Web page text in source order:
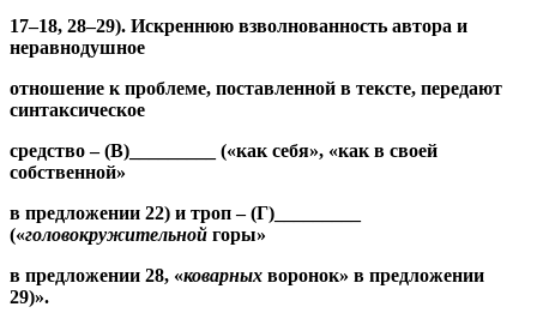
17–18, 28–29). Искреннюю взволнованность автора и
неравнодушное
отношение к проблеме, поставленной в тексте, передают
синтаксическое
средство – (В)_________ («как себя», «как в своей
собственной»
в предложении 22) и троп – (Г)_________
(«головокружительной горы»
в предложении 28, «коварных воронок» в предложении
29)».